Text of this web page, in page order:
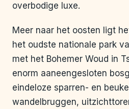
overbodige luxe.
Meer naar het oosten ligt
het oudste nationale park
met het Bohemer Woud in
enorm aaneengesloten
eindeloze sparren- en
wandelbruggen,